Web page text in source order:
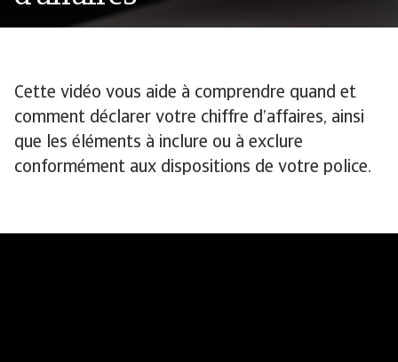
Cette vidéo vous aide à comprendre quand et
comment déclarer votre chiffre d’affaires, ainsi
que les éléments à inclure ou à exclure
conformément aux dispositions de votre police.